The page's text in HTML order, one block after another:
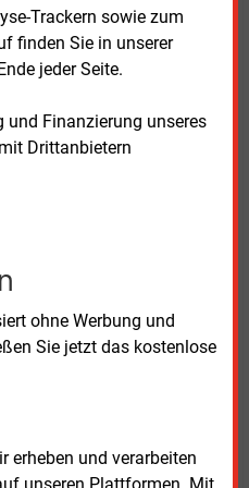
Trackern sowie zum
finden Sie in unserer
jeder Seite.
und Finanzierung unseres
Drittanbietern
ohne Werbung und
Sie jetzt das kostenlose
erheben und verarbeiten
unseren Plattformen. Mit
jeweils 15
Millionen
laut Geschäftsbericht
Euro ausgezahlt.
mehr als
es 247 gewesen. Sie
2024 neu gegründete
Amia-
Rüter war 2013 mit
geraten: Im Juli hatte die
gestellt. Im Jahr 2016
des Landgerichts
dass sich Rüter einer
schuldig gemacht
keine Straftat – und
Höhe von 650.000 Euro.